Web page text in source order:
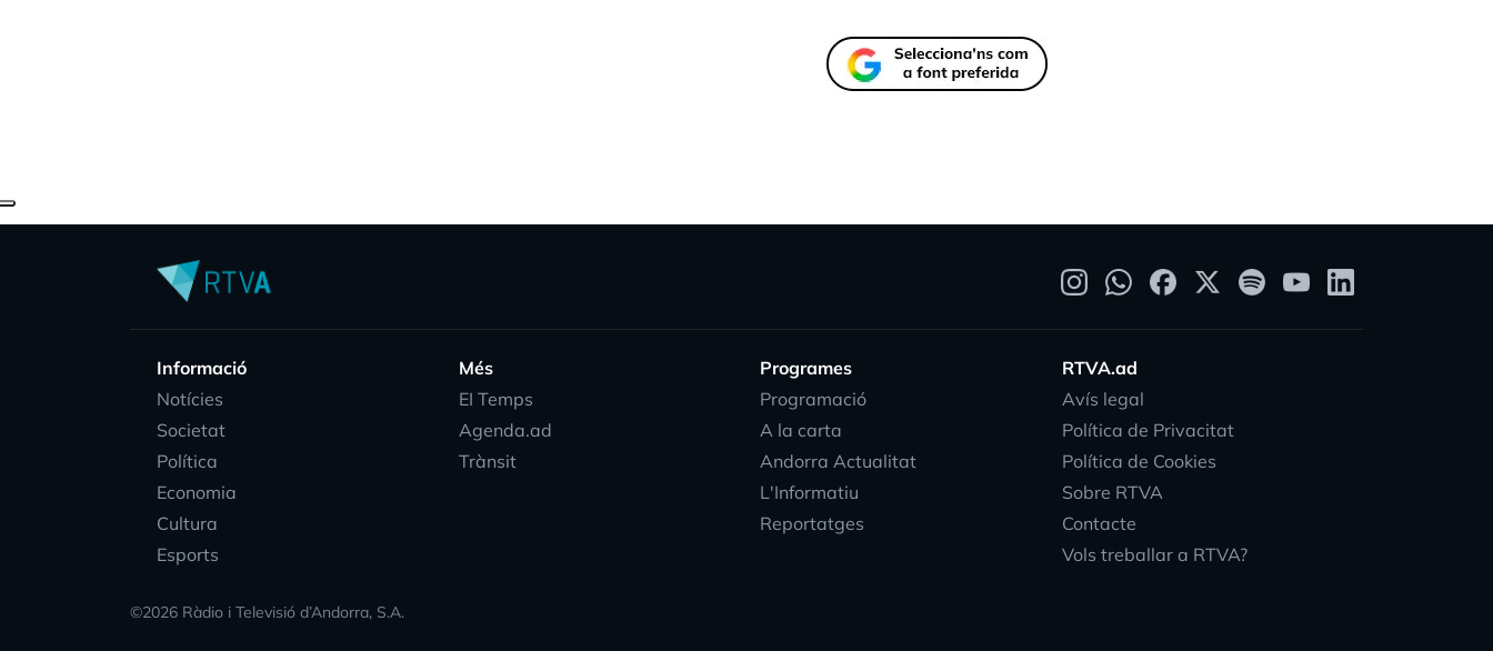
Informació
Notícies
Societat
Política
Economia
Cultura
Esports
Més
EI Temps
Agenda.ad
Trànsit
Programes
Programació
A la carta
Andorra Actualitat
L'Informatiu
Reportatges
RTVA.ad
Avís legal
Política de Privacitat
Política de Cookies
Sobre RTVA
Contacte
Vols treballar a RTVA?
©2026 Ràdio i Televisió d’Andorra, S.A.